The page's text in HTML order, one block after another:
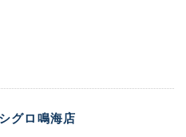
グロ鳴海店